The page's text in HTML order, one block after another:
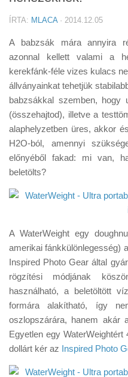
Tudástár
Tanácsok
Érdekességek
Helyszíni Riport
E-BB
ÍRTA: MLACA· 2014.12.05
A babzsák mára annyira
azonnal kellett valami a
kerekfánk-féle vizes kulacs
állványainkat tehetjük
babzsákkal szemben, hogy
(összehajtod), illetve a
alaphelyzetben üres, akkor
H2O-ból, amennyi
előnyéből fakad: mi van,
beletölts?
A WaterWeight egy
amerikai fánkkülönlegesség)
Inspired Photo Gear által
rögzítési módjának
használható, a beletöltött
formára alakítható, így
oszlopszárára, hanem akár
Egyetlen egy
dollárt kér az Inspired Photo